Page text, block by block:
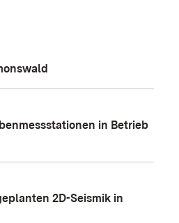
in Betrieb
2D-Seismik in